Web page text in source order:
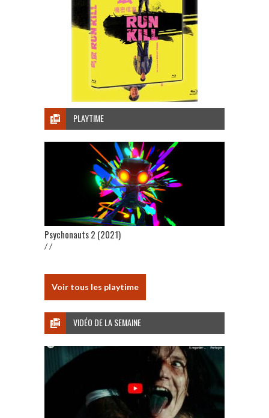
PLAYTIME
Psychonauts 2 (2021)
/ /
Voir tous les playtime
VIDÉO DE LA SEMAINE